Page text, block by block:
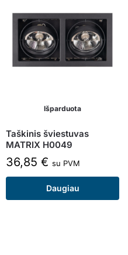
Išparduota
Taškinis šviestuvas
MATRIX H0049
36,85 € su PVM
Daugiau